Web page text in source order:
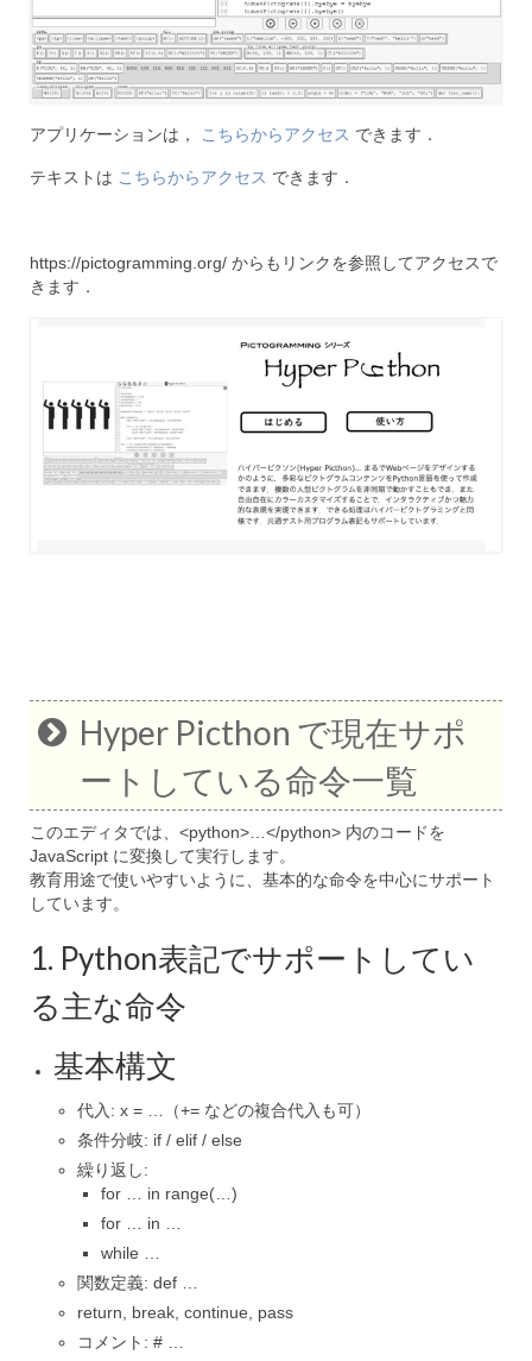
アプリケーションは， こちらからアクセス できます．
テキストは こちらからアクセス できます．
https://pictogramming.org/ からもリンクを参照してアクセスで
きます．
Hyper Picthon で現在サポ
ートしている命令一覧
このエディタでは、 <python>…</python> 内のコードを
JavaScript に変換して実行します。
教育用途で使いやすいように、基本的な命令を中心にサポート
しています。
1. Python表記でサポートしてい
る主な命令
基本構文
代入: x = … （+= などの複合代入も可）
条件分岐: if / elif / else
繰り返し:
for … in range(…)
for … in …
while …
関数定義: def …
return
break continue
pass
コメント: # …